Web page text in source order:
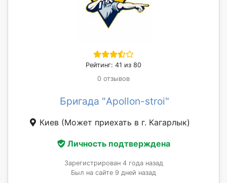
Рейтинг: 41 из 80
0 отзывов
Бригада "Apollon-stroi"
Киев (Может приехать в г. Кагарлык)
Личность подтверждена
Зарегистрирован 4 года назад
Был на сайте 9 дней назад